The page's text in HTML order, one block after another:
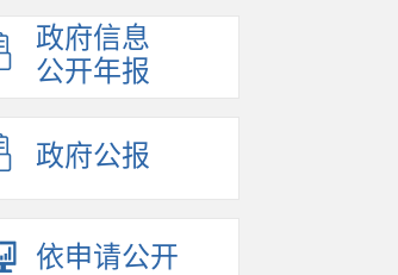
政府信息
公开年报
政府公报
依申请公开